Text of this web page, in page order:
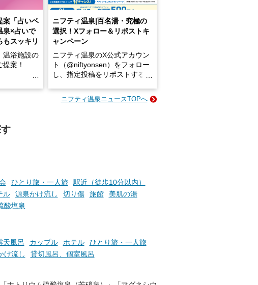
案「占いベ
泉×占いで
もスッキリ
温浴施設の
案！
軽に楽し
ニフティ温泉|百名湯・究極の
選択！Xフォロー＆リポストキ
ャンペーン
ニフティ温泉のX公式アカウン
ト（@niftyonsen）をフォロー
し、指定投稿をリポストする
GIFT500円分をプレゼントい
ニフティ温泉ニュースTOPへ
ひとり旅・一人旅
駅近（徒歩10分以内）
ル 源泉かけ流し 切り傷 旅館
美肌の湯
酸塩泉
天風呂 カップル ホテル
ひとり旅・一人旅
け流し 貸切風呂、個室風呂